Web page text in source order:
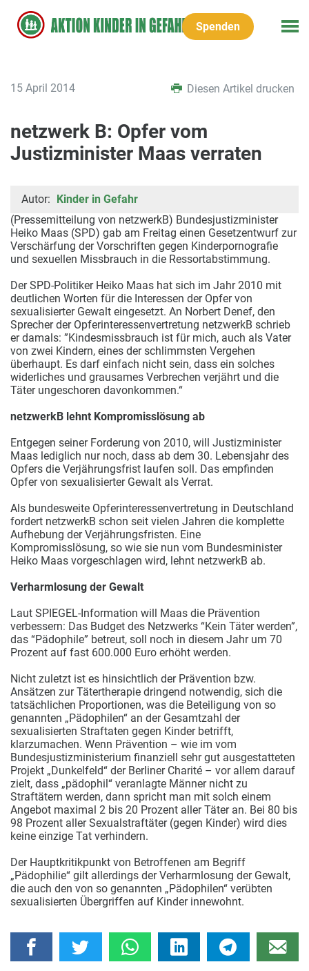
Spenden
15 April 2014 Diesen Artikel drucken
netzwerk B: Opfer vom
Justizminister Maas verraten
Autor: Kinder in Gefahr
(Pressemitteilung von netzwerkB) Bundesjustizminister
Heiko Maas (SPD) gab am Freitag einen Gesetzentwurf zur
Verschärfung der Vorschriften gegen Kinderpornografie
und sexuellen Missbrauch in die Ressortabstimmung.
Der SPD-Politiker Heiko Maas hat sich im Jahr 2010 mit
deutlichen Worten für die Interessen der Opfer von
sexualisierter Gewalt eingesetzt. An Norbert Denef, den
Sprecher der Opferinteressenvertretung netzwerkB schrieb
er damals: ”Kindesmissbrauch ist für mich, auch als Vater
von zwei Kindern, eines der schlimmsten Vergehen
überhaupt. Es darf einfach nicht sein, dass ein solches
widerliches und grausames Verbrechen verjährt und die
Täter ungeschoren davonkommen.“
netzwerkB lehnt Kompromisslösung ab
Entgegen seiner Forderung von 2010, will Justizminister
Maas lediglich nur noch, dass ab dem 30. Lebensjahr des
Opfers die Verjährungsfrist laufen soll. Das empfinden
Opfer von sexualisierter Gewalt als Verrat.
Als bundesweite Opferinteressenvertretung in Deutschland
fordert netzwerkB schon seit vielen Jahren die komplette
Aufhebung der Verjährungsfristen. Eine
Kompromisslösung, so wie sie nun vom Bundesminister
Heiko Maas vorgeschlagen wird, lehnt netzwerkB ab.
Verharmlosung der Gewalt
Laut SPIEGEL-Information will Maas die Prävention
verbessern: Das Budget des Netzwerks “Kein Täter werden”,
das “Pädophile” betreut, soll noch in diesem Jahr um 70
Prozent auf fast 600.000 Euro erhöht werden.
Nicht zuletzt ist es hinsichtlich der Prävention bzw.
Ansätzen zur Tätertherapie dringend notwendig, sich die
tatsächlichen Proportionen, was die Beteiligung von so
genannten „Pädophilen“ an der Gesamtzahl der
sexualisierten Straftaten gegen Kinder betrifft,
klarzumachen. Wenn Prävention – wie im vom
Bundesjustizministerium finanziell sehr gut ausgestatteten
Projekt „Dunkelfeld“ der Berliner Charité – vor allem darauf
zielt, dass „pädophil“ veranlagte Männer nicht zu
Straftätern werden, dann spricht man mit solch einem
Angebot maximal 2 bis 20 Prozent aller Täter an. Bei 80 bis
98 Prozent aller Sexualstraftäter (gegen Kinder) wird dies
keine einzige Tat verhindern.
Der Hauptkritikpunkt von Betroffenen am Begriff
„Pädophilie“ gilt allerdings der Verharmlosung der Gewalt,
die auch den von so genannten „Pädophilen“ verübten
sexualisierten Übergriffen auf Kinder innewohnt.